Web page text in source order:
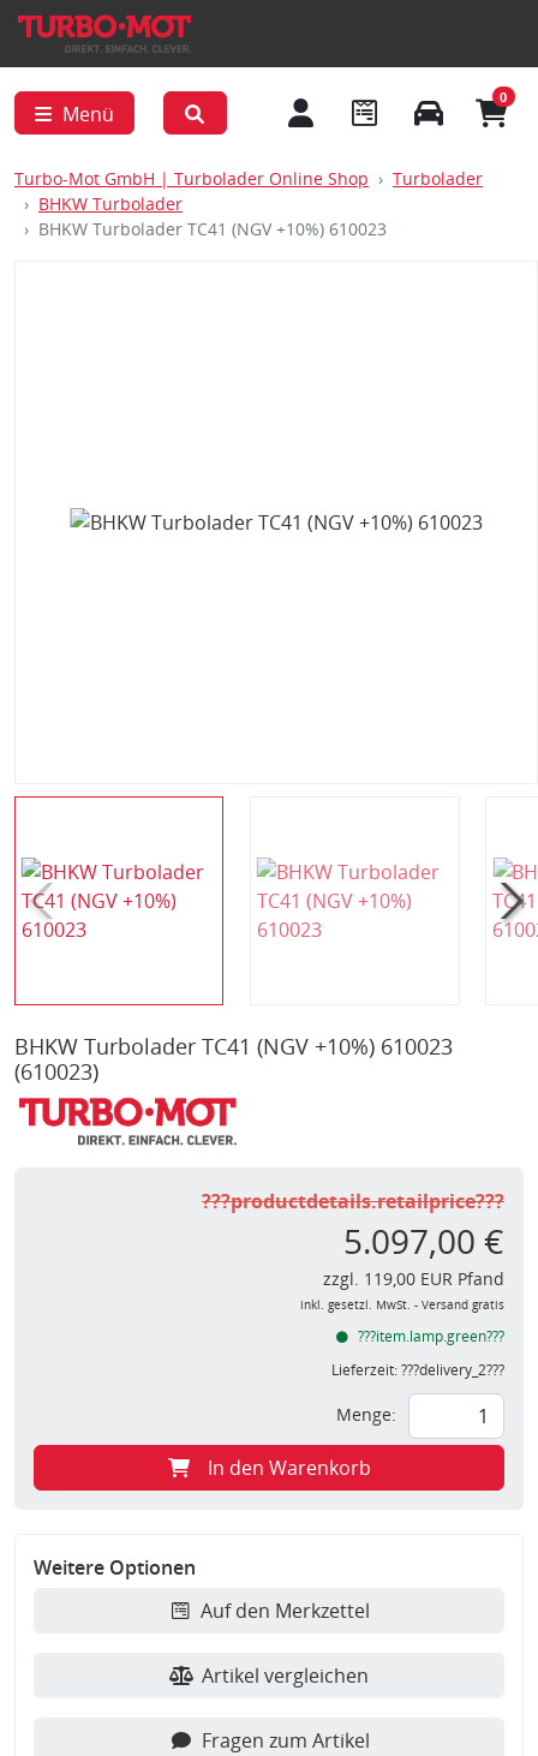
Menü
0
Turbo-Mot GmbH | Turbolader Online Shop
Turbolader
BHKW Turbolader
BHKW Turbolader TC41 (NGV +10%) 610023
BHKW Turbolader TC41 (NGV +10%) 610023
(610023)
???productdetails.retailprice???
5.097,00 €
zzgl. 119,00 EUR Pfand
inkl. gesetzl. MwSt. - Versand gratis
???item.lamp.green???
Lieferzeit:???delivery_2???
Menge:
In den Warenkorb
Weitere Optionen
Auf den Merkzettel
Artikel vergleichen
Fragen zum Artikel